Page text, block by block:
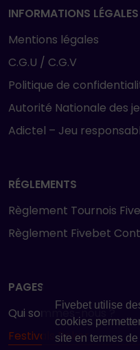
Fivebet utilise
cookies
site en termes
INFORMATIONS LÉGALES
Mentions légales
C.G.U / C.G.V
Politique de
Autorité Nationale des
Adictel – Jeu
RÉGLEMENTS
Règlement Tournois
Règlement Fivebet
PAGES
Qui sommes-nous ?
Festivals Poker